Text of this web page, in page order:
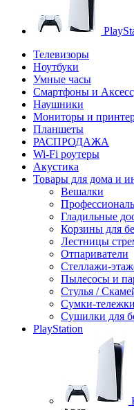
Телевизоры
Ноутбуки
Умные часы
Смартфоны и
Наушники
Мониторы и
Планшеты
РАСПРОДАЖА
Wi-Fi роутеры
Акустика
Товары для дома и
Вешалки
Гладильные
Корзины для
Лестницы
Отпариватели
Стеллажи-
Пылесосы и
Стулья /
Сумки-тележки
Сушилки для
PlayStation